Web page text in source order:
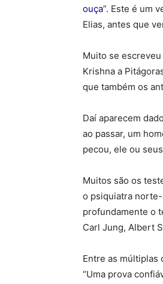
ouça”. Este é um
Elias, antes que
Muito se
Krishna a
que também os
Daí aparecem
ao passar, um
pecou, ele ou
Muitos são os
o psiquiatra
profundamente o
Carl Jung, Albert
Entre as múltiplas
“Uma prova